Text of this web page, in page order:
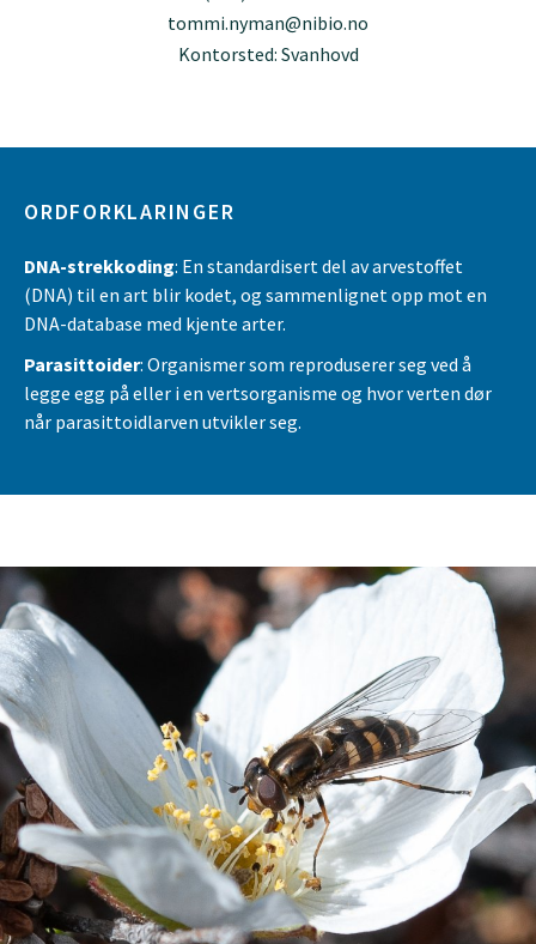
tommi.nyman@nibio.no
Kontorsted: Svanhovd
ORDFORKLARINGER
DNA-strekkoding: En standardisert del av arvestoffet
(DNA) til en art blir kodet, og sammenlignet opp mot en
DNA-database med kjente arter.
Parasittoider: Organismer som reproduserer seg ved å
legge egg på eller i en vertsorganisme og hvor verten dør
når parasittoidlarven utvikler seg.